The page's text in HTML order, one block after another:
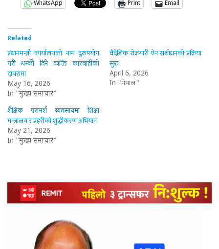
WhatsApp
Print Email
Related
प्रधानमन्त्री कार्यालयको नाम दुरुपयोग
गरी धम्की दिने व्यक्ति कारबाहीको
दायरामा
May 16, 2026
In "मुख्य समाचार"
वैदेशिक रोजगारी ऐन संशोधनको प्रक्रिया
सुरु
April 6, 2026
In "नेपाल"
शैक्षिक परामर्श व्यवसायमा शिक्षा
मन्त्रालय र प्रहरीको शुद्धीकरण अभियान
May 21, 2026
In "मुख्य समाचार"